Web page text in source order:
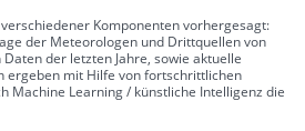
Komponenten vorhergesagt:
der Meteorologen und Drittquellen von
der letzten Jahre, sowie aktuelle
ergeben mit Hilfe von fortschrittlichen
Machine Learning / künstliche Intelligenz die